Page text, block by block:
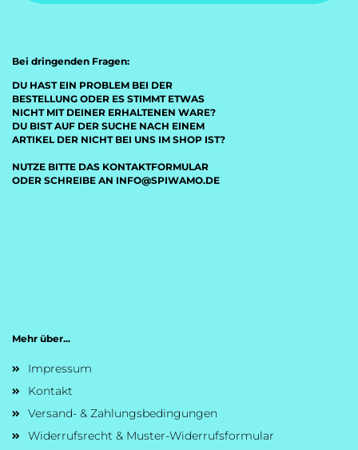
Bei dringenden Fragen:
DU HAST EIN PROBLEM BEI DER
BESTELLUNG ODER ES STIMMT ETWAS
NICHT MIT DEINER ERHALTENEN WARE?
DU BIST AUF DER SUCHE NACH EINEM
ARTIKEL DER NICHT BEI UNS IM SHOP IST?
NUTZE BITTE DAS KONTAKTFORMULAR
ODER SCHREIBE AN INFO@SPIWAMO.DE
Mehr über...
Impressum
Kontakt
Versand- & Zahlungsbedingungen
Widerrufsrecht & Muster-Widerrufsformular